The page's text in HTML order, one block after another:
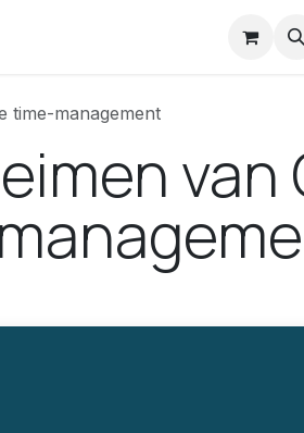
time-management
van